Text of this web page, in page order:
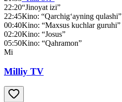
22:20“Jinoyat izi”
22:45Кino: “Qarchig‘ayning qulashi”
00:40Kino: “Maxsus kuchlar guruhi”
02:20Kino: “Josus”
05:50Kino: “Qahramon”
Mi
Milliy TV